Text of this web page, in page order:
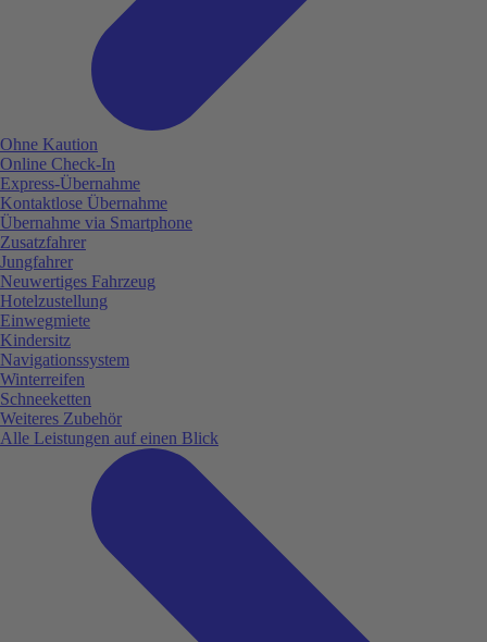
Ohne Kaution
Online Check-In
Express-Übernahme
Kontaktlose Übernahme
Übernahme via Smartphone
Zusatzfahrer
Jungfahrer
Neuwertiges Fahrzeug
Hotelzustellung
Einwegmiete
Kindersitz
Navigationssystem
Winterreifen
Schneeketten
Weiteres Zubehör
Alle Leistungen auf einen Blick